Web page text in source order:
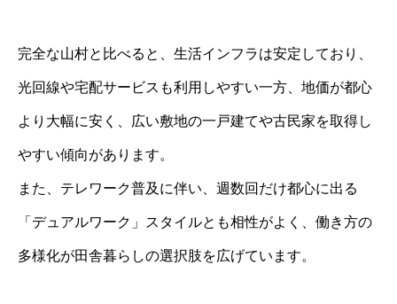
完全な山村と比べると、生活インフラは安定しており、
光回線や宅配サービスも利用しやすい一方、地価が都心
より大幅に安く、広い敷地の一戸建てや古民家を取得し
やすい傾向があります。
また、テレワーク普及に伴い、週数回だけ都心に出る
「デュアルワーク」スタイルとも相性がよく、働き方の
多様化が田舎暮らしの選択肢を広げています。